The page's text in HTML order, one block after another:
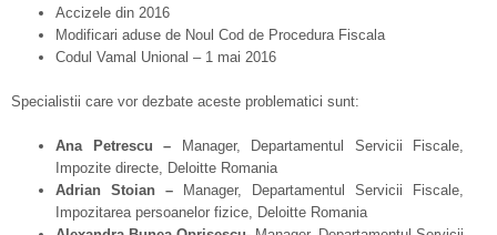
Accizele din 2016
Modificari aduse de Noul Cod de Procedura Fiscala
Codul Vamal Unional – 1 mai 2016
Specialistii care vor dezbate aceste problematici sunt:
Ana Petrescu –
Manager, Departamentul Servicii Fiscale,
Impozite directe, Deloitte Romania
Adrian Stoian –
Manager, Departamentul Servicii Fiscale,
Impozitarea persoanelor fizice, Deloitte Romania